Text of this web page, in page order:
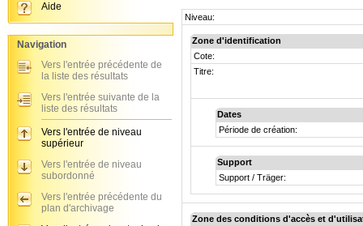
Niveau:
Zone d'identification
Cote:
Titre:
Dates
Période de création:
Support
Support / Träger:
Zone des conditions d'accès et
Aide
Navigation
Vers l'entrée précédente de
la liste des résultats
Vers l'entrée suivante de la
liste des résultats
Vers l'entrée de niveau
supérieur
Vers l'entrée de niveau
subordonné
Vers l'entrée précédente du
plan d'archivage